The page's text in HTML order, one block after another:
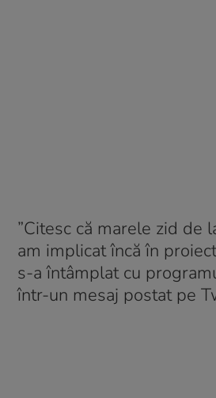
”Citesc că marele zid de
am implicat încă în
s-a întâmplat cu
într-un mesaj postat pe